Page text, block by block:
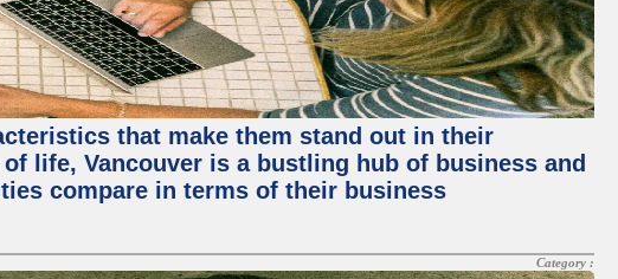
that make them stand out in their
life, Vancouver is a bustling hub of business and
compare in terms of their business
Category :